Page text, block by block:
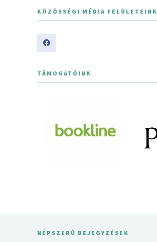
KÖZÖSSÉGI MÉDIA FELÜLETEINK
TÁMOGATÓINK
NÉPSZERŰ BEJEGYZÉSEK